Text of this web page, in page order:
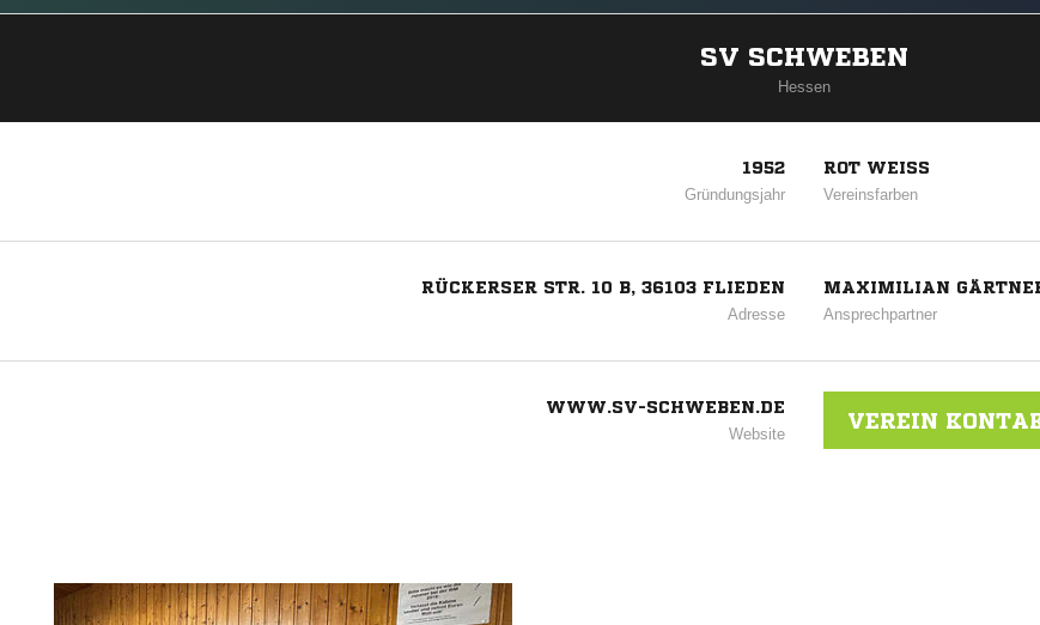
SV SCHWEBEN
Hessen
1952
Gründungsjahr
ROT WEISS
Vereinsfarben
RÜCKERSER STR. 10 B, 36103 FLIEDEN
Adresse
MAXIMILIAN
Ansprechpartner
WWW.SV-SCHWEBEN.DE
Website
VEREIN